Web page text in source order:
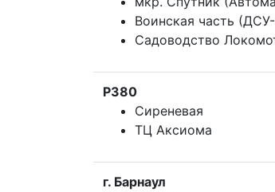
Воинская часть
Садоводство
Р380
Сиреневая
ТЦ Аксиома
г. Барнаул